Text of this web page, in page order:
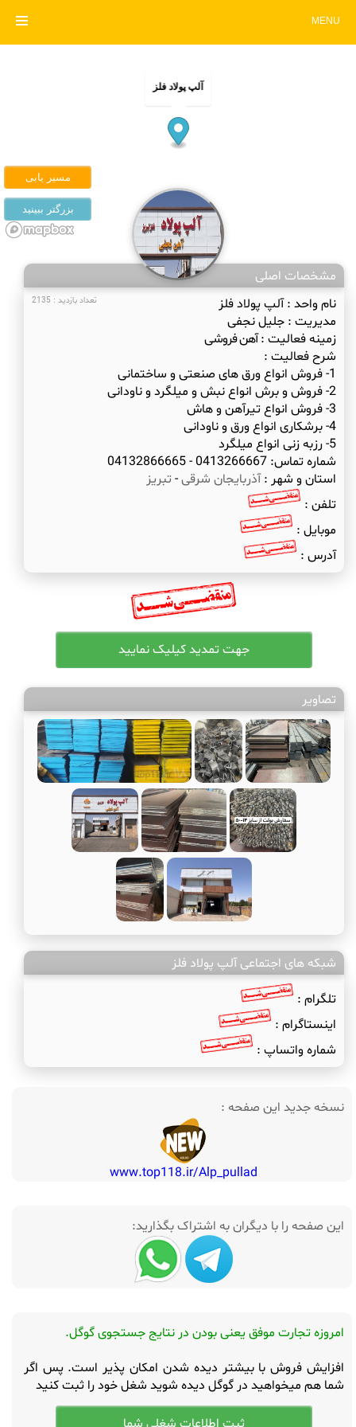
MENU
آلپ پولاد فلز
مشخصات اصلی
تعداد بازدید : 2135 نام واحد :آلپ پولاد فلز
مدیریت :جلیل نجفی
زمینه فعالیت :آهن فروشی
شرح فعالیت :
شماره تماس: 0413266667 - 04132866665
استان و شهر :آذربایجان شرقی- تبریز
تلفن :
موبایل :
آدرس :
تصاویر
شبکه های اجتماعی آلپ پولاد فلز
تلگرام :
اینستاگرام :
شماره واتساپ :
نسخه جدید این صفحه :
www.top118.ir/Alp_pullad
این صفحه را با دیگران به اشتراک بگذارید:
امروزه تجارت موفق یعنی بودن در نتایج جستجوی گوگل.
افزایش فروش با بیشتر دیده شدن امکان پذیر است. پس اگر
شما هم میخواهید در گوگل دیده شوید شغل خود را ثبت کنید